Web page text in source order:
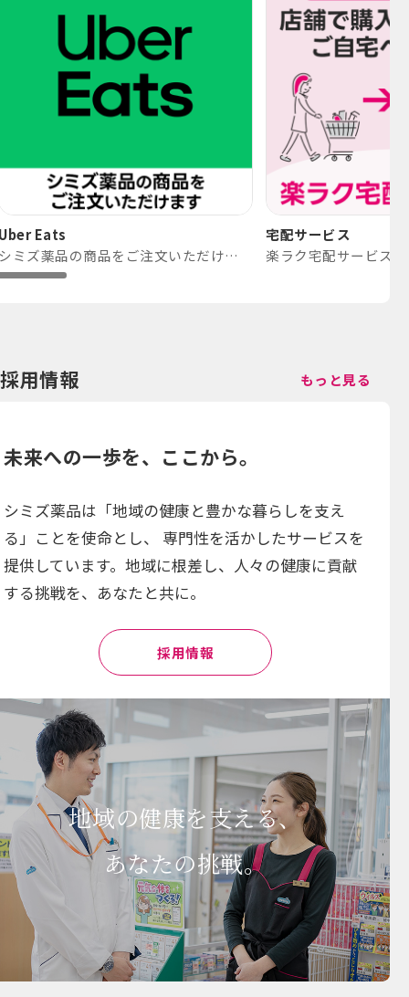
Eats
シミズ薬品の商品をご注文いただけます。
宅配サービス
採用情報 もっと見る
未来への一歩を、ここから。
シミズ薬品は「地域の健康と豊かな暮らしを支え
る」ことを使命とし、 専門性を活かしたサービスを
提供しています。地域に根差し、人々の健康に貢献
する挑戦を、あなたと共に。
採用情報
地域の健康を支える、
あなたの挑戦。